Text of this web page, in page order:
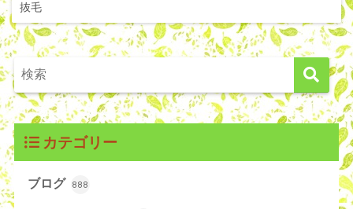
抜毛
カテゴリー
ブログ 888